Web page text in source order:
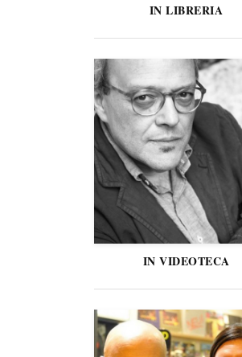
IN LIBRERIA
IN VIDEOTECA